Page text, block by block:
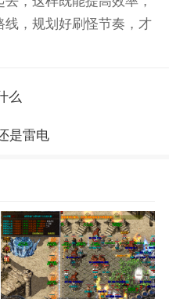
，规划好刷怪节奏，才
么
是雷电